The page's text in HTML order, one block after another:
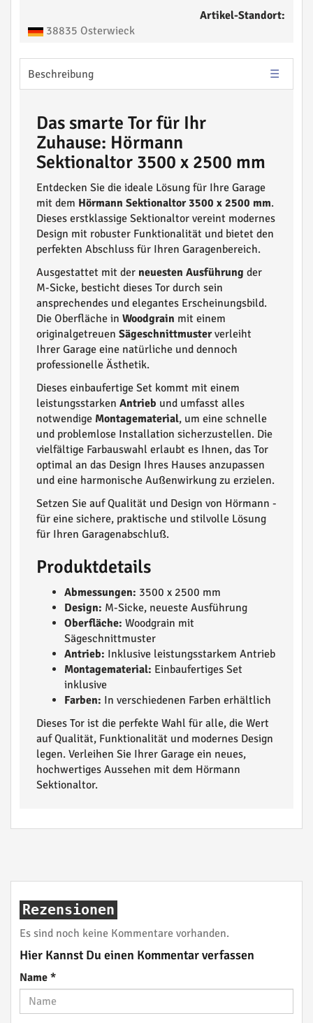
Artikel-Standort:
38835 Osterwieck
Beschreibung
Das smarte Tor für Ihr
Zuhause: Hörmann
Sektionaltor 3500 x 2500 mm
Entdecken Sie die ideale Lösung für Ihre Garage
mit dem Hörmann Sektionaltor 3500 x 2500 mm.
Dieses erstklassige Sektionaltor vereint modernes
Design mit robuster Funktionalität und bietet den
perfekten Abschluss für Ihren Garagenbereich.
Ausgestattet mit der neuesten Ausführung der
M-Sicke, besticht dieses Tor durch sein
ansprechendes und elegantes Erscheinungsbild.
Die Oberfläche in Woodgrain mit einem
originalgetreuen Sägeschnittmusterverleiht
Ihrer Garage eine natürliche und dennoch
professionelle Ästhetik.
Dieses einbaufertige Set kommt mit einem
leistungsstarken Antrieb und umfasst alles
notwendige Montagematerial, um eine schnelle
und problemlose Installation sicherzustellen. Die
vielfältige Farbauswahl erlaubt es Ihnen, das Tor
optimal an das Design Ihres Hauses anzupassen
und eine harmonische Außenwirkung zu erzielen.
Setzen Sie auf Qualität und Design von Hörmann -
für eine sichere, praktische und stilvolle Lösung
für Ihren Garagenabschluß.
Produktdetails
Abmessungen: 3500 x 2500 mm
Design: M-Sicke, neueste Ausführung
Oberfläche: Woodgrain mit
Sägeschnittmuster
Antrieb: Inklusive leistungsstarkem Antrieb
Montagematerial: Einbaufertiges Set
inklusive
Farben: In verschiedenen Farben erhältlich
Dieses Tor ist die perfekte Wahl für alle, die Wert
auf Qualität, Funktionalität und modernes Design
legen. Verleihen Sie Ihrer Garage ein neues,
hochwertiges Aussehen mit dem Hörmann
Sektionaltor.
Rezensionen
Es sind noch keine Kommentare vorhanden.
Hier Kannst Du einen Kommentar verfassen
Name *